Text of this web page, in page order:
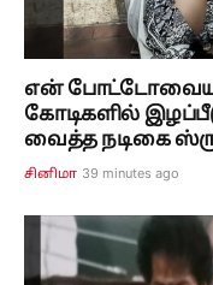
என்
கோடிகளில்
வைத்த நடிகை
சினிமா 39 minutes ago